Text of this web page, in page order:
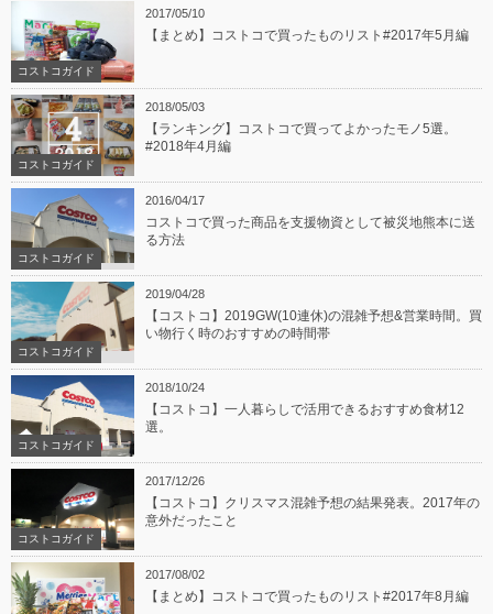
2017/05/10
コストコガイド
【まとめ】コストコで買ったものリスト#2017年5月編
2018/05/03
コストコガイド
【ランキング】コストコで買ってよかったモノ5選。
#2018年4月編
2016/04/17
コストコガイド
コストコで買った商品を支援物資として被災地熊本に送
る方法
2019/04/28
コストコガイド
【コストコ】2019GW(10連休)の混雑予想&営業時間。買
い物行く時のおすすめの時間帯
2018/10/24
コストコガイド
【コストコ】一人暮らしで活用できるおすすめ食材12
選。
2017/12/26
コストコガイド
【コストコ】クリスマス混雑予想の結果発表。2017年の
意外だったこと
2017/08/02
【まとめ】コストコで買ったものリスト#2017年8月編